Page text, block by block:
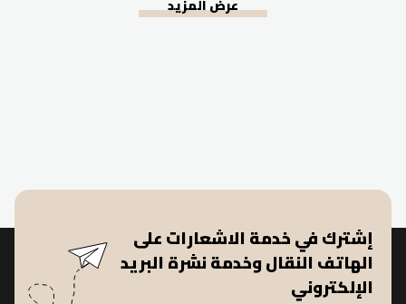
عرض المزيد
إشترك في خدمة الاشعارات على
الهاتف النقال وخدمة نشرة البريد
الإلكتروني